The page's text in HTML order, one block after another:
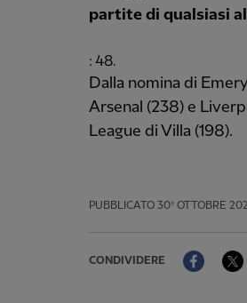
partite di qualsiasi
: 48.
Dalla nomina di
Arsenal (238) e
League di Villa (198).
PUBBLICATO 30º OTTOBRE
CONDIVIDERE